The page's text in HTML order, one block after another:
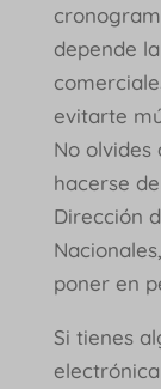
depende
evitarte
No
hacerse
Dirección
poner en
Si tienes